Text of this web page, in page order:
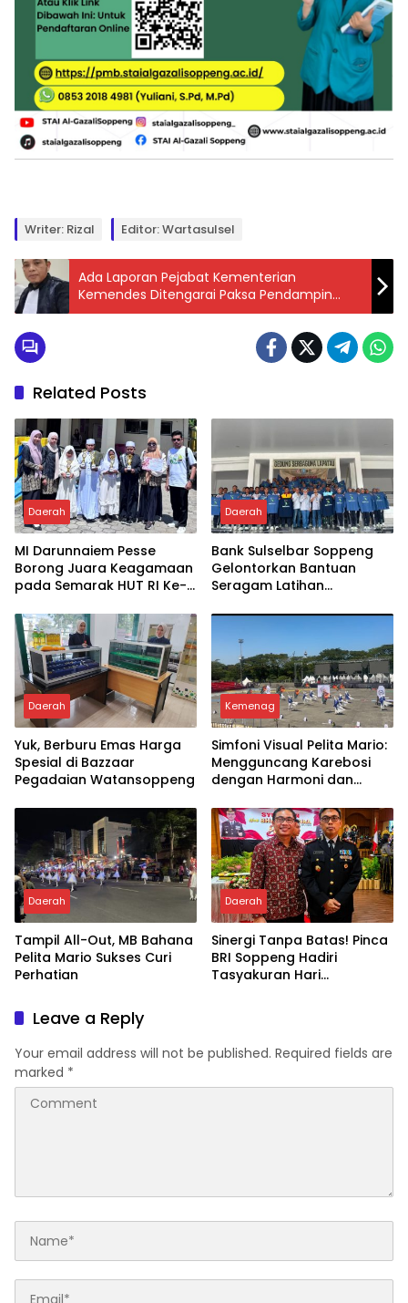
Writer: Rizal Editor: Wartasulsel
Ada Laporan Pejabat Kementerian
Kemendes Ditengarai Paksa Pendampin
Desa Jadi Buzzer Pemenangan Capres
Related Posts
Daerah
MI Darunnaiem Pesse
Borong Juara Keagamaan
pada Semarak HUT RI Ke-
Daerah
Bank Sulselbar Soppeng
Gelontorkan Bantuan
Seragam Latihan
Daerah
Yuk, Berburu Emas Harga
Spesial di Bazzaar
Pegadaian Watansoppeng
Kemenag
Simfoni Visual Pelita Mario:
Mengguncang Karebosi
dengan Harmoni dan
Daerah
Tampil All-Out, MB Bahana
Pelita Mario Sukses Curi
Perhatian
Daerah
Sinergi Tanpa Batas! Pinca
BRI Soppeng Hadiri
Tasyakuran Hari
Leave a Reply
Your email address will not be published. Required fields are
marked *